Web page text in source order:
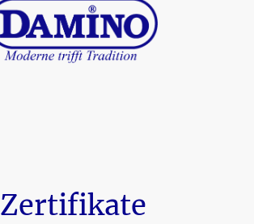
Zertifikate